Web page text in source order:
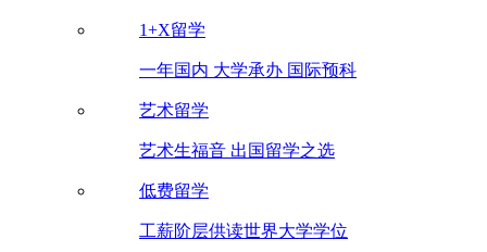
1+X留学
一年国内 大学承办 国际预科
艺术留学
艺术生福音 出国留学之选
低费留学
工薪阶层供读世界大学学位